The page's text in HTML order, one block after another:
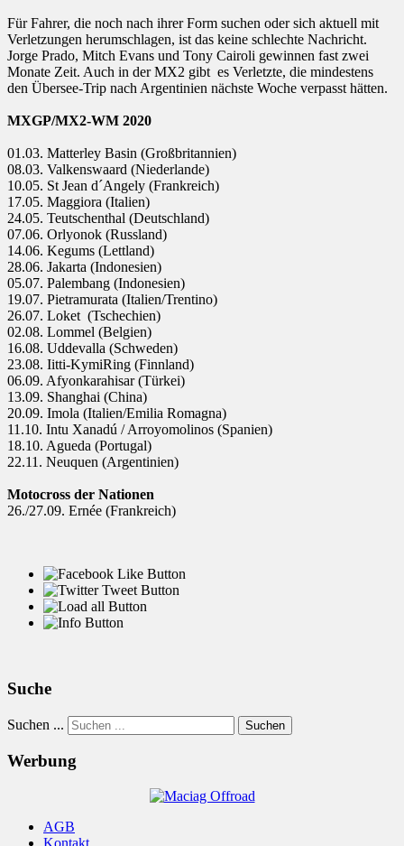
Für Fahrer, die noch nach ihrer Form suchen oder sich aktuell mit
Verletzungen herumschlagen, ist das keine schlechte Nachricht.
Jorge Prado, Mitch Evans und Tony Cairoli gewinnen fast zwei
Monate Zeit. Auch in der MX2 gibt es Verletzte, die mindestens
den Übersee-Trip nach Argentinien nächste Woche verpasst hätten.
MXGP/MX2-WM 2020
01.03. Matterley Basin (Großbritannien)
08.03. Valkenswaard (Niederlande)
10.05. St Jean d´Angely (Frankreich)
17.05. Maggiora (Italien)
24.05. Teutschenthal (Deutschland)
07.06. Orlyonok (Russland)
14.06. Kegums (Lettland)
28.06. Jakarta (Indonesien)
05.07. Palembang (Indonesien)
19.07. Pietramurata (Italien/Trentino)
26.07. Loket (Tschechien)
02.08. Lommel (Belgien)
16.08. Uddevalla (Schweden)
23.08. Iitti-KymiRing (Finnland)
06.09. Afyonkarahisar (Türkei)
13.09. Shanghai (China)
20.09. Imola (Italien/Emilia Romagna)
11.10. Intu Xanadú / Arroyomolinos (Spanien)
18.10. Agueda (Portugal)
22.11. Neuquen (Argentinien)
Motocross der Nationen
26./27.09. Ernée (Frankreich)
Suche
Suchen ... Suchen
Werbung
AGB
Kontakt